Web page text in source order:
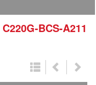
C220G-BCS-A211